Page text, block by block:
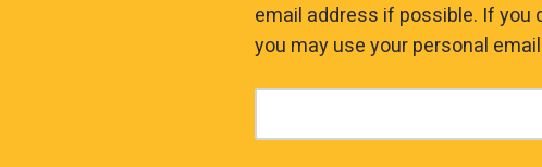
email address if possible. If you
you may use your personal